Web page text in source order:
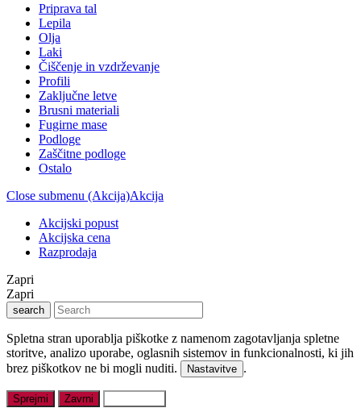
Priprava tal
Lepila
Olja
Laki
Čiščenje in vzdrževanje
Profili
Zaključne letve
Brusni materiali
Fugirne mase
Podloge
Zaščitne podloge
Ostalo
Close submenu (Akcija)Akcija
Akcijski popust
Akcijska cena
Razprodaja
Zapri
Zapri
search
Spletna stran uporablja piškotke z namenom zagotavljanja spletne
storitve, analizo uporabe, oglasnih sistemov in funkcionalnosti, ki jih
brez piškotkov ne bi mogli nuditi.
Nastavitve .
Sprejmi Zavrni